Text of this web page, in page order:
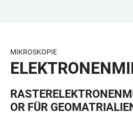
BARRIEREFREIHEIT
MIKROSKOPIE
OR FÜR